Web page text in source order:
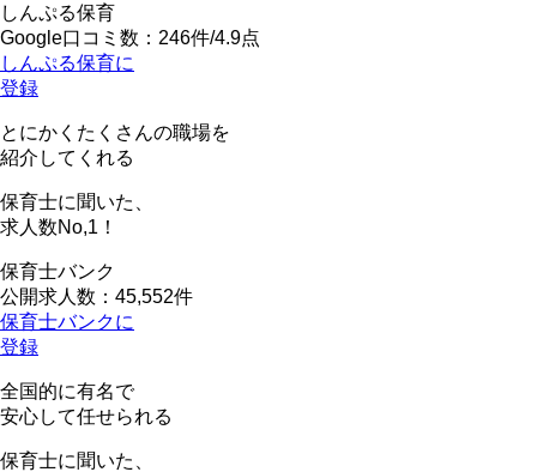
しんぷる保育
Google口コミ数：246件/4.9点
しんぷる保育に
登録
とにかくたくさんの職場を
紹介してくれる
保育士に聞いた、
求人数No,1！
保育士バンク
公開求人数：45,552件
保育士バンクに
登録
全国的に有名で
安心して任せられる
保育士に聞いた、